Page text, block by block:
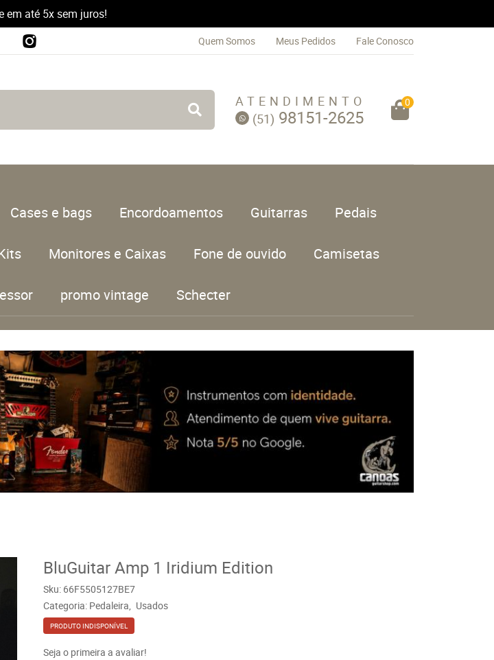
em até 5x sem juros!
Quem Somos Meus Pedidos Fale Conosco
ATENDIMENTO
(51) 98151-2625
0
Cases e bags Encordoamentos Guitarras Pedais
Monitores e Caixas Fone de ouvido Camisetas
promo vintage Schecter
BluGuitar Amp 1 Iridium Edition
Sku: 66F5505127BE7
Categoria: Pedaleira Usados
PRODUTO INDISPONÍVEL
Seja o primeira a avaliar!